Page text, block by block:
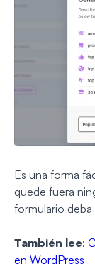
Es una forma
quede fuera
formulario deba
También lee:
en WordPress